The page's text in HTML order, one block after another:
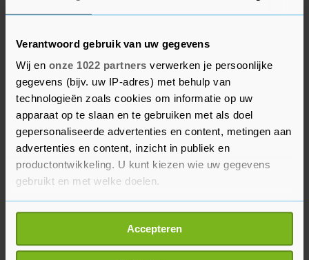
Verantwoord gebruik van uw gegevens
Wij en onze 1022 partners verwerken je persoonlijke
gegevens (bijv. uw IP-adres) met behulp van
technologieën zoals cookies om informatie op uw
apparaat op te slaan en te gebruiken met als doel
gepersonaliseerde advertenties en content, metingen aan
advertenties en content, inzicht in publiek en
productontwikkeling. U kunt kiezen wie uw gegevens
gebruikt en met welke doelen.
Als u het toestaat, willen we ook graag:
Informatie verzamelen over uw geografische
locatie, die tot een paar meter nauwkeurig kan zijn
Accepteren
gestegen dan de inkomens, lukt dat steeds vaker
VEH ziet een koopwoning van 260.000 euro als
'betaalbaar'. Tweeverdieners die samen anderhalf
keer modaal verdienen (57.000 euro) kunnen
ruim 250.000 euro aan hypotheek krijgen, mits
er geen schulden of andere financiële
verplichtingen zijn. De bijkomende kosten bij de
koop van een huis moeten zij zelf betalen. Klein:
'Met een woning van 260.000 euro sluit je aan bij
het inkomen van mensen."